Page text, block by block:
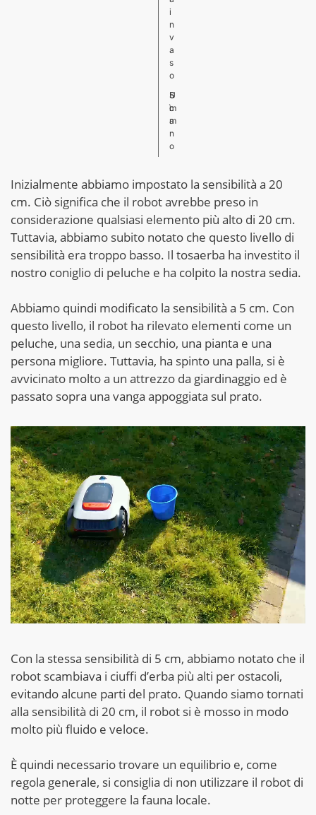
i
n
v
a
s
o
U
m
a
n
o
5
c
m
S
ì
Inizialmente abbiamo impostato la sensibilità a 20
cm. Ciò significa che il robot avrebbe preso in
considerazione qualsiasi elemento più alto di 20 cm.
Tuttavia, abbiamo subito notato che questo livello di
sensibilità era troppo basso. Il tosaerba ha investito il
nostro coniglio di peluche e ha colpito la nostra sedia.
Abbiamo quindi modificato la sensibilità a 5 cm. Con
questo livello, il robot ha rilevato elementi come un
peluche, una sedia, un secchio, una pianta e una
persona migliore. Tuttavia, ha spinto una palla, si è
avvicinato molto a un attrezzo da giardinaggio ed è
passato sopra una vanga appoggiata sul prato.
Con la stessa sensibilità di 5 cm, abbiamo notato che il
robot scambiava i ciuffi d’erba più alti per ostacoli,
evitando alcune parti del prato. Quando siamo tornati
alla sensibilità di 20 cm, il robot si è mosso in modo
molto più fluido e veloce.
È quindi necessario trovare un equilibrio e, come
regola generale, si consiglia di non utilizzare il robot di
notte per proteggere la fauna locale.